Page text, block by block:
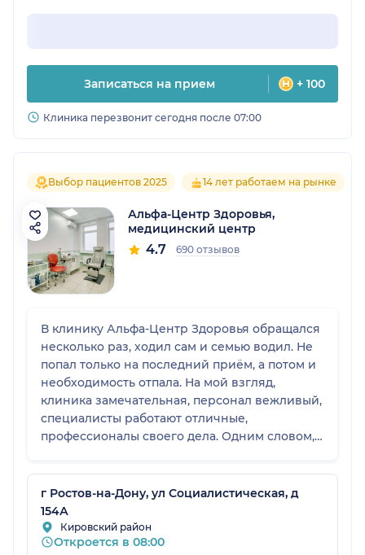
Записаться на прием + 100
Клиника перезвонит сегодня после 07:00
Выбор пациентов 2025 14 лет работаем на рынке
Альфа-Центр Здоровья,
медицинский центр
4.7 690 отзывов
В клинику Альфа-Центр Здоровья обращался
несколько раз, ходил сам и семью водил. Не
попал только на последний приём, а потом и
необходимость отпала. На мой взгляд,
клиника замечательная, персонал вежливый,
специалисты работают отличные,
профессионалы своего дела. Одним словом,
г Ростов-на-Дону, ул Социалистическая, д
154А
Кировский район
Откроется в 08:00